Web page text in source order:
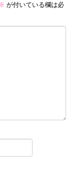
が付いている欄は必